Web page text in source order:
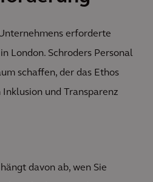
erforderte
London. Schroders Personal
schaffen, der das Ethos
und Transparenz
davon ab, wen Sie